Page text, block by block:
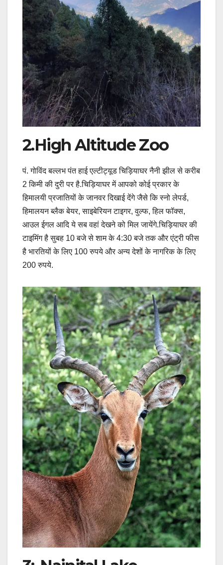
2.High Altitude Zoo
पं. गोविंद बल्लभ पंत हाई एल्टीट्यूड चिड़ियाघर नैनी झील से करीब
2 किमी की दुरी पर है.चिड़ियाघर में आपको कोई प्रकार के
हिमालयी प्रजातियों के जानवर दिखाई देंगे जैसे कि स्नो लेपर्ड,
हिमालयन ब्लैक बेयर, साइबेरियन टाइगर, वुल्फ, हिल फॉक्स,
आउल ईगल आदि ये सब वहां देखने को मिल जायेंगे.चिड़ियाघर की
टाइमिंग है सुबह 10 बजे से शाम के 4:30 बजे तक और एंट्री फीस
है भारतियों के लिए 100 रुपये और अन्य देशों के नागरिक के लिए
200 रुपये.